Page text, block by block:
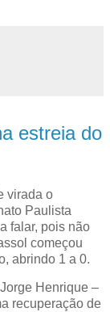
estreia do
virada o
Paulista
falar, pois não
começou
abrindo 1 a 0.
Henrique –
recuperação de